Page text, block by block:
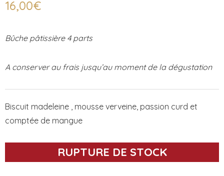
16,00€
Bûche pâtissière 4 parts
A conserver au frais jusqu’au moment de la dégustation
Biscuit madeleine , mousse verveine, passion curd et
comptée de mangue
RUPTURE DE STOCK